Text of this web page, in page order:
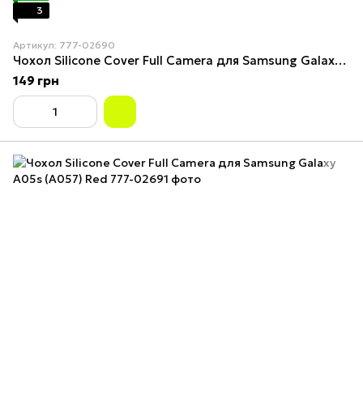
3
Артикул: 777-02690
Чохол Silicone Cover Full Camera для Samsung Galaxy A05s (A057) Dark Blue
149 грн